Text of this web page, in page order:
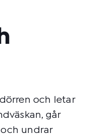
och letar
går
undrar